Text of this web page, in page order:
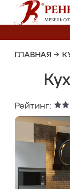
ГЛАВНАЯ →
Рейтинг: